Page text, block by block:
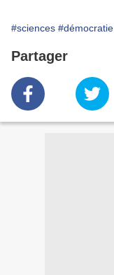
#sciences #démocratie
Partager